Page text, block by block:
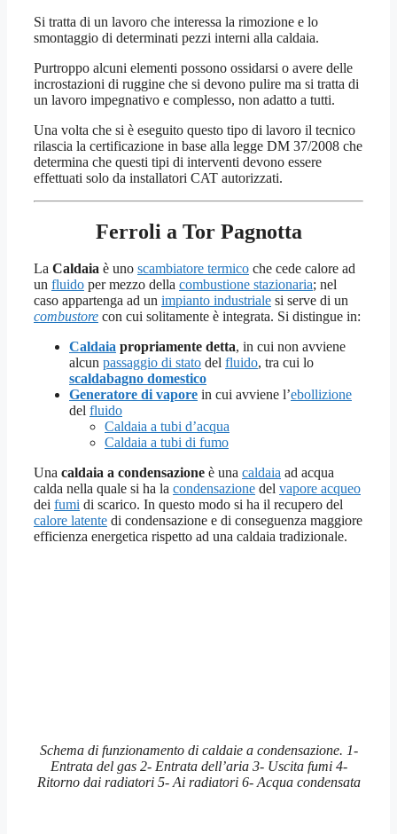
Si tratta di un lavoro che interessa la rimozione e lo
smontaggio di determinati pezzi interni alla caldaia.
Purtroppo alcuni elementi possono ossidarsi o avere delle
incrostazioni di ruggine che si devono pulire ma si tratta di
un lavoro impegnativo e complesso, non adatto a tutti.
Una volta che si è eseguito questo tipo di lavoro il tecnico
rilascia la certificazione in base alla legge DM 37/2008 che
determina che questi tipi di interventi devono essere
effettuati solo da installatori CAT autorizzati.
Ferroli a Tor Pagnotta
La Caldaia è uno scambiatore termico che cede calore ad
un fluido per mezzo della combustione stazionaria; nel
caso appartenga ad un impianto industriale si serve di un
combustore con cui solitamente è integrata. Si distingue in:
Caldaia propriamente detta, in cui non avviene
alcun passaggio di stato del fluido, tra cui lo
scaldabagno domestico
Generatore di vapore in cui avviene l’ebollizione
del fluido
Caldaia a tubi d’acqua
Caldaia a tubi di fumo
Una caldaia a condensazione è una caldaia ad acqua
calda nella quale si ha la condensazione del vapore acqueo
dei fumi di scarico. In questo modo si ha il recupero del
calore latente di condensazione e di conseguenza maggiore
efficienza energetica rispetto ad una caldaia tradizionale.
Schema di funzionamento di caldaie a condensazione. 1-
Entrata del gas 2- Entrata dell’aria 3- Uscita fumi 4-
Ritorno dai radiatori 5- Ai radiatori 6- Acqua condensata